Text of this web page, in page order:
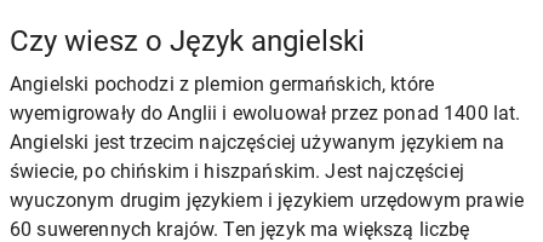
Czy wiesz o Język angielski
Angielski pochodzi z plemion germańskich, które
wyemigrowały do Anglii i ewoluował przez ponad 1400 lat.
Angielski jest trzecim najczęściej używanym językiem na
świecie, po chińskim i hiszpańskim. Jest najczęściej
wyuczonym drugim językiem i językiem urzędowym prawie
60 suwerennych krajów. Ten język ma większą liczbę